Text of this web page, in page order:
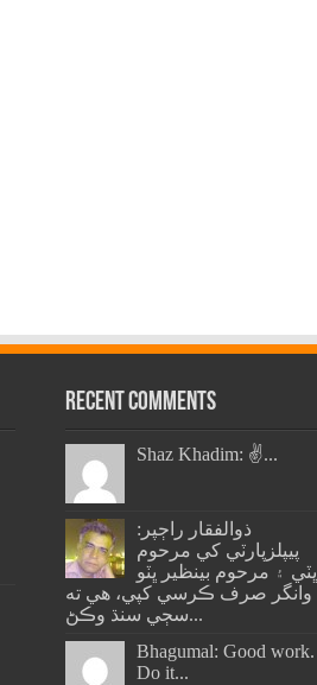
Recent Comments
Shaz Khadim: ✌️...
ذوالفقار راڄپر:
پيپلزپارٽي کي مرحوم
ڀٽي ۽ مرحوم بينظير ڀٽو
وانگر صرف ڪرسي کپي، هي ته
سڄي سنڌ وڪڻ...
Bhagumal: Good work.
Do it...